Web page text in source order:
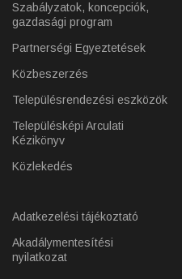
Szabályzatok, koncepciók,
gazdasági program
Partnerségi Egyeztetések
Közbeszerzés
Településrendezési eszközök
Településképi Arculati
Kézikönyv
Közlekedés
Adatkezelési tájékoztató
Akadálymentesítési
nyilatkozat